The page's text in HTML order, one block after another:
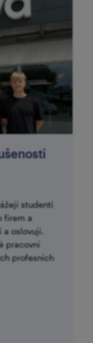
studenti
firem a
a oslovují.
pracovní
profesních